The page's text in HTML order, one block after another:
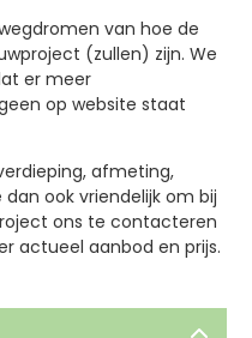
van hoe de
(zullen) zijn. We
er meer
op website staat
afmeting,
ook vriendelijk om bij
ons te contacteren
actueel aanbod en prijs.